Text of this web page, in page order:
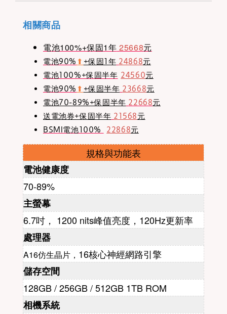
相關商品
電池100%+保固1年 25668元
電池90% ⬆︎ +保固1年 24868元
電池100%+保固半年 24560元
電池90% ⬆︎ +保固半年 23668元
電池70-89%+保固半年 22668元
送電池券+保固半年 21568元
BSMI電池100%
22868元
規格與功能表
電池健康度
70-89%
主螢幕
6.7吋， 1200 nits峰值亮度，120Hz更新率
處理器
A16仿生晶片， 16核心神經網路引擎
儲存空間
128GB / 256GB / 512GB 1TB ROM
相機系統